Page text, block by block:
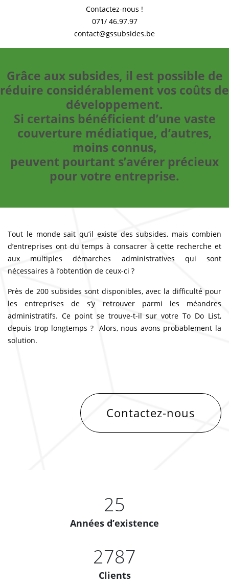
Contactez-nous !
071/ 46.97.97
contact@gssubsides.be
Grâce aux subsides, il est possible de
réduire considérablement vos coûts de
développement.
Si certains bénéficient d’une vaste
couverture médiatique, d’autres,
moins connus,
peuvent pourtant s’avérer précieux
pour votre entreprise.
Tout le monde sait qu’il existe des subsides, mais combien
d’entreprises ont du temps à consacrer à cette recherche et
aux multiples démarches administratives qui sont
nécessaires à l’obtention de ceux-ci ?
Près de 200 subsides sont disponibles, avec la difficulté pour
les entreprises de s’y retrouver parmi les méandres
administratifs. Ce point se trouve-t-il sur votre To Do List,
depuis trop longtemps ? Alors, nous avons probablement la
solution.
Contactez-nous
25
Années d’existence
2787
Clients